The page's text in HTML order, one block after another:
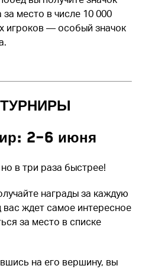
за место в числе 10 000
игроков — особый значок
2–6 июня
в три раза быстрее!
награды за каждую
ждет самое интересное
за место в списке
на его вершину, вы